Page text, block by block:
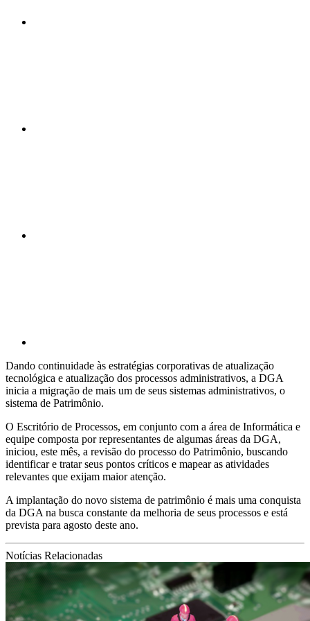
Dando continuidade às estratégias corporativas de atualização
tecnológica e atualização dos processos administrativos, a DGA
inicia a migração de mais um de seus sistemas administrativos, o
sistema de Patrimônio.
O Escritório de Processos, em conjunto com a área de Informática e
equipe composta por representantes de algumas áreas da DGA,
iniciou, este mês, a revisão do processo do Patrimônio, buscando
identificar e tratar seus pontos críticos e mapear as atividades
relevantes que exijam maior atenção.
A implantação do novo sistema de patrimônio é mais uma conquista
da DGA na busca constante da melhoria de seus processos e está
prevista para agosto deste ano.
Notícias Relacionadas